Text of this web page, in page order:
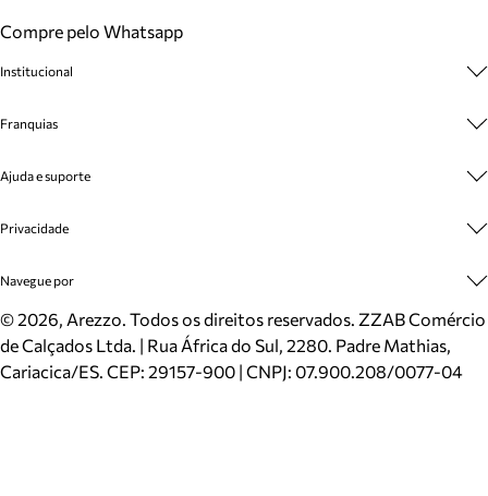
Compre pelo Whatsapp
Institucional
Cashback
Venda Corporativa
Mapa do Site
Inverno
Mundo Arezzo
Franquias
Plano de Negócio
Ajuda e suporte
Cadastro
Meus Pedidos
Trocas e Devoluções
Cartão Presente
Localizador de lojas
Privacidade
Politica e Privacidade
Navegue por
Sapatos
Bolsas
Scarpins
©2026, Arezzo. Todos os direitos reservados. ZZAB Comércio
de Calçados Ltda. | Rua África do Sul, 2280. Padre Mathias,
Cariacica/ES. CEP: 29157-900 | CNPJ: 07.900.208/0077-04